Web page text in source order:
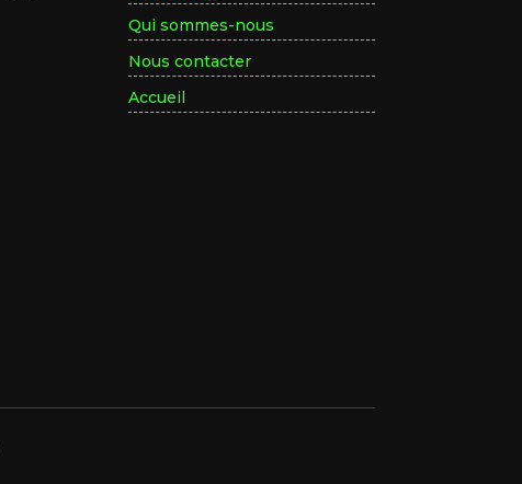
Qui sommes-nous
Nous contacter
Accueil